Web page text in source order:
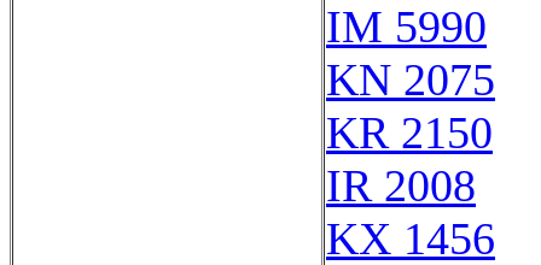
IM 5990
KN 2075
KR 2150
IR 2008
KX 1456